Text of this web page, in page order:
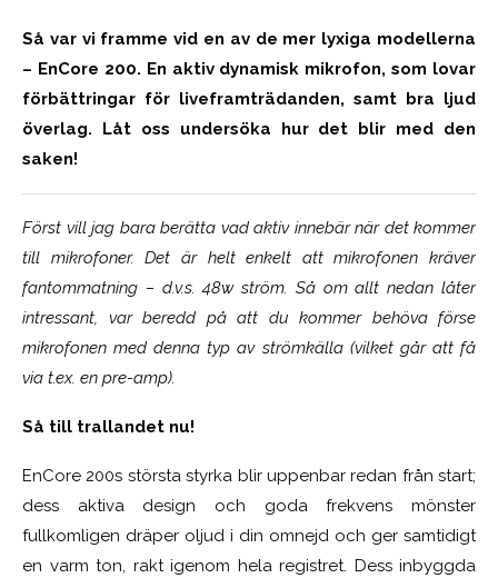
Så var vi framme vid en av de mer lyxiga modellerna
– EnCore 200. En aktiv dynamisk mikrofon, som lovar
förbättringar för liveframträdanden, samt bra ljud
överlag. Låt oss undersöka hur det blir med den
saken!
Först vill jag bara berätta vad aktiv innebär när det kommer
till mikrofoner. Det är helt enkelt att mikrofonen kräver
fantommatning – d.v.s. 48w ström. Så om allt nedan låter
intressant, var beredd på att du kommer behöva förse
mikrofonen med denna typ av strömkälla (vilket går att få
via t.ex. en pre-amp).
Så till trallandet nu!
EnCore 200s största styrka blir uppenbar redan från start;
dess aktiva design och goda frekvens mönster
fullkomligen dräper oljud i din omnejd och ger samtidigt
en varm ton, rakt igenom hela registret. Dess inbyggda